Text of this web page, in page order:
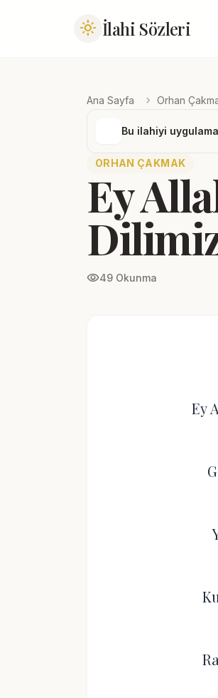
light_mode İlahi Sözleri
Ana Sayfa chevron_right Orhan
Bu ilahiyi
ORHAN ÇAKMAK
Ey
visibility49 Okunma
Ey